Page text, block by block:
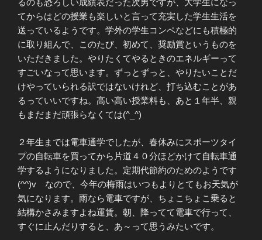
るのも恐ろしい成績表だった次男ですが、大学生になっ
てからはどの授業も楽しいと言って充実した学生生活を
送っているようです。学外の学生コンペなどにも積極的
に取り組んで、このたび、初めて、奨励賞というものを
いただきました。やりたくてやるときのエネルギーって
すごいなって思います。ずっとずっと、やりたいことだ
けやっていられる訳ではないけれど、打ち込むことがあ
るっていいですね。高い高い授業料も、あと１年半、親
もまだまだ頑張らなくては(^_^)
２年生までは電車通学でしたが、春休みにスポーツタイ
プの自転車を買ってから片道４０分ほどかけて自転車通
学するようになりました。定期代節約のためのようです
(^^)v なので、今年の梅雨はいつもよりとてもお天気が
気になります。雨なら電車ですが、ちょこちょこ乗ると
結構かさみますよね運賃。朝、降ってて電車で行って、
すぐに止んだりすると、あ～って思うみたいです。